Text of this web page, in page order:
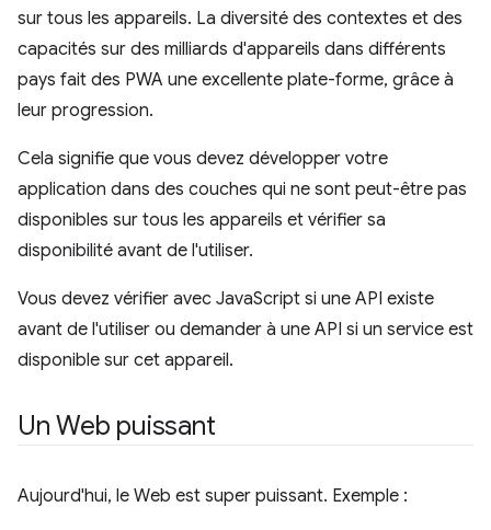
sur tous les appareils. La diversité des contextes et des
capacités sur des milliards d'appareils dans différents
pays fait des PWA une excellente plate-forme, grâce à
leur progression.
Cela signifie que vous devez développer votre
application dans des couches qui ne sont peut-être pas
disponibles sur tous les appareils et vérifier sa
disponibilité avant de l'utiliser.
Vous devez vérifier avec JavaScript si une API existe
avant de l'utiliser ou demander à une API si un service est
disponible sur cet appareil.
Un Web puissant
Aujourd'hui, le Web est super puissant. Exemple :